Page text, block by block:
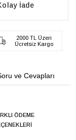
İade
2000 TL Üzeri
Ücretsiz Kargo
ve Cevapları
ÖDEME